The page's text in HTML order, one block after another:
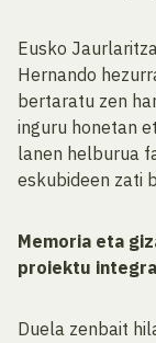
Eusko
Hernando
bertaratu zen
inguru honetan
lanen helburua
eskubideen zati
Memoria eta
proiektu
Duela zenbait